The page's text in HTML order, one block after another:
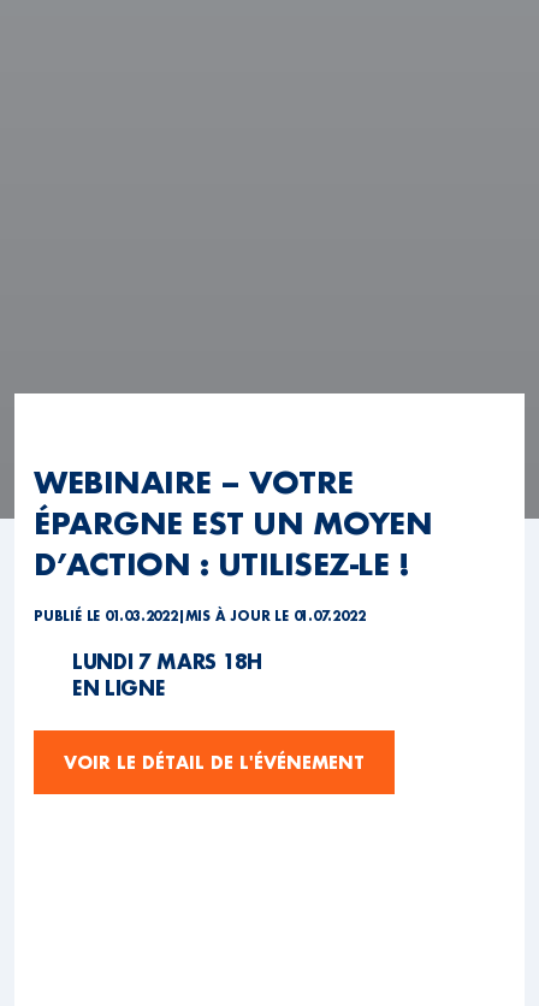
WEBINAIRE – VOTRE
ÉPARGNE EST UN MOYEN
D’ACTION : UTILISEZ-LE !
PUBLIÉ LE 01.03.2022| MIS À JOUR LE 01.07.2022
LUNDI 7 MARS 18H
EN LIGNE
VOIR LE DÉTAIL DE L'ÉVÉNEMENT